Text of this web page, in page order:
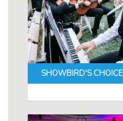
SHOWBIRD'S CHOICE